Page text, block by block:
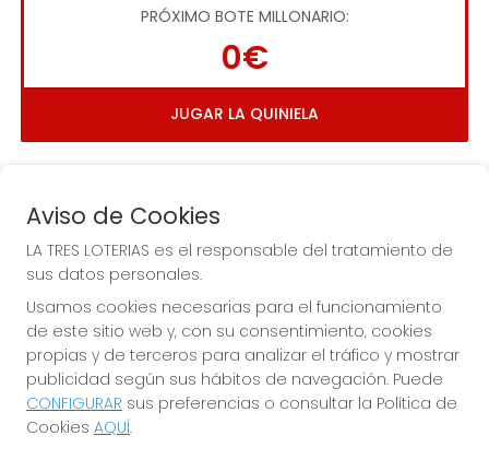
PRÓXIMO BOTE MILLONARIO:
0€
JUGAR LA QUINIELA
¡La Tres Loterias te desea Mucha Suerte!
Aviso de Cookies
LA TRES LOTERIAS es el responsable del tratamiento de
sus datos personales.
Usamos cookies necesarias para el funcionamiento
de este sitio web y, con su consentimiento, cookies
propias y de terceros para analizar el tráfico y mostrar
publicidad según sus hábitos de navegación. Puede
CONFIGURAR sus preferencias o consultar la Política de
Cookies AQUÍ.